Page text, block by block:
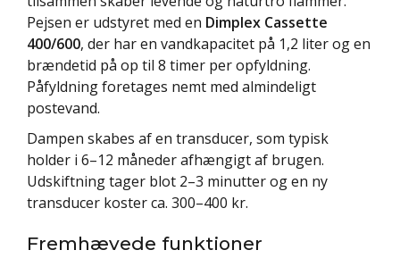
Pejsen er udstyret med en Dimplex Cassette
400/600, der har en vandkapacitet på 1,2 liter og en
brændetid på op til 8 timer per opfyldning.
Påfyldning foretages nemt med almindeligt
postevand.
Dampen skabes af en transducer, som typisk
holder i 6–12 måneder afhængigt af brugen.
Udskiftning tager blot 2–3 minutter og en ny
transducer koster ca. 300–400 kr.
Fremhævede funktioner